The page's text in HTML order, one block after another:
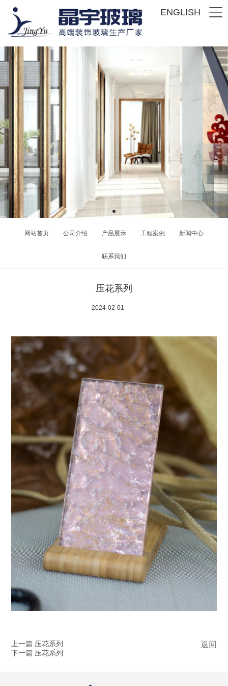
ENGLISH
网站首页 公司介绍 产品展示 工程案例 新闻中心
联系我们
压花系列
2024-02-01
返回
上一篇 压花系列
下一篇 压花系列